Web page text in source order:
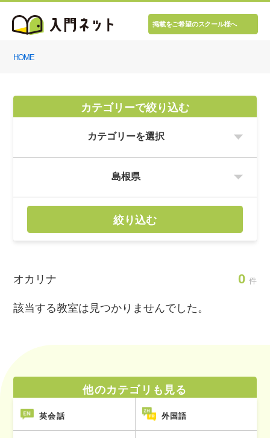
掲載をご希望のスクール様へ
HOME
カテゴリーで絞り込む
絞り込む
オカリナ 0 件
該当する教室は見つかりませんでした。
他のカテゴリも見る
英会話 外国語